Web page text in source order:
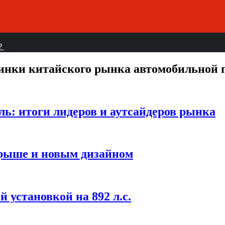
китайского рынка
итоги лидеров и аутсайдеров рынка
и новым дизайном
на 892 л.с.